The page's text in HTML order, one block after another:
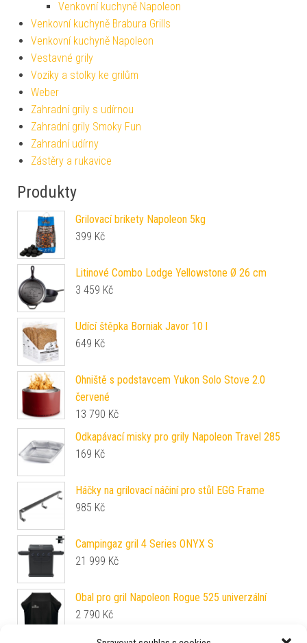
Venkovní kuchyně Napoleon
Venkovní kuchyně Brabura Grills
Venkovní kuchyně Napoleon
Vestavné grily
Vozíky a stolky ke grilům
Weber
Zahradní grily s udírnou
Zahradní grily Smoky Fun
Zahradní udírny
Zástěry a rukavice
Produkty
Grilovací brikety Napoleon 5kg
399 Kč
Litinové Combo Lodge Yellowstone Ø 26 cm
3 459 Kč
Udící štěpka Borniak Javor 10 l
649 Kč
Ohniště s podstavcem Yukon Solo Stove 2.0
červené
13 790 Kč
Odkapávací misky pro grily Napoleon Travel 285
169 Kč
Háčky na grilovací náčiní pro stůl EGG Frame
985 Kč
Campingaz gril 4 Series ONYX S
21 999 Kč
Obal pro gril Napoleon Rogue 525 univerzální
2 790 Kč